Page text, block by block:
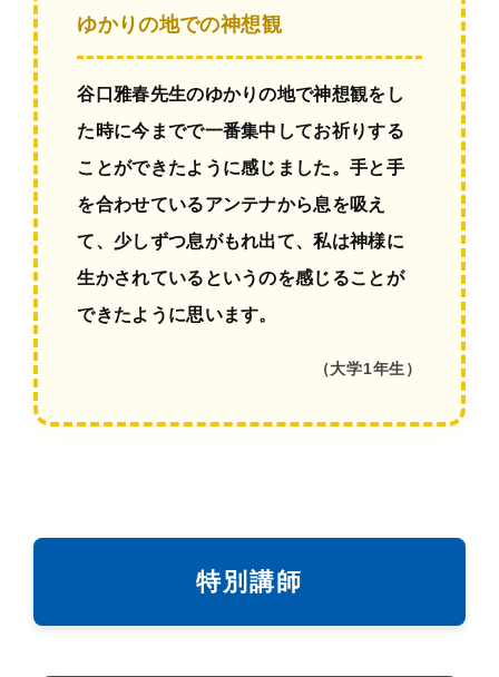
ゆかりの地での神想観
谷口雅春先生のゆかりの地で神想観をし
た時に今までで一番集中してお祈りする
ことができたように感じました。手と手
を合わせているアンテナから息を吸え
て、少しずつ息がもれ出て、私は神様に
生かされているというのを感じることが
できたように思います。
（大学1年生）
特別講師